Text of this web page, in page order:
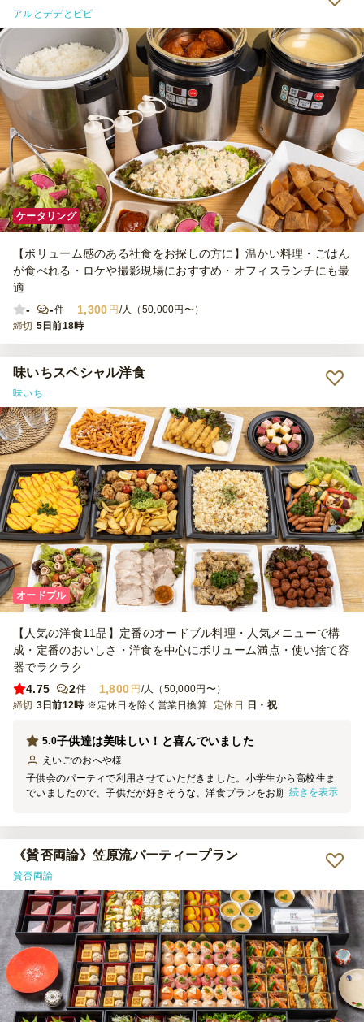
アルとデデとピピ
ケータリング
【ボリューム感のある社食をお探しの方に】温かい料理・ごはん
が食べれる・ロケや撮影現場におすすめ・オフィスランチにも最
適
-
-件 1,300 円/人（50,000円〜）
締切 5日前18時
味いちスペシャル洋食
味いち
オードブル
【人気の洋食11品】定番のオードブル料理・人気メニューで構
成・定番のおいしさ・洋食を中心にボリューム満点・使い捨て容
器でラクラク
4.75
2件 1,800 円/人（50,000円〜）
締切 3日前12時 ※定休日を除く営業日換算 定休日 日・祝
子供達は美味しい！と喜んでいました
5.0
えいごのおへや様
子供会のパーティで利用させていただきました。小学生から高校生ま
でいましたので、子供だが好きそうな、洋食プランをお願いしまし
ったので、ソースや味が違うものなどを載せるにはちょっと小さすぎ
ましたが、また機会があれば利用させていただきます。ありがとうご
ざいました。
続きを表示
《賛否両論》笠原流パーティープラン
賛否両論